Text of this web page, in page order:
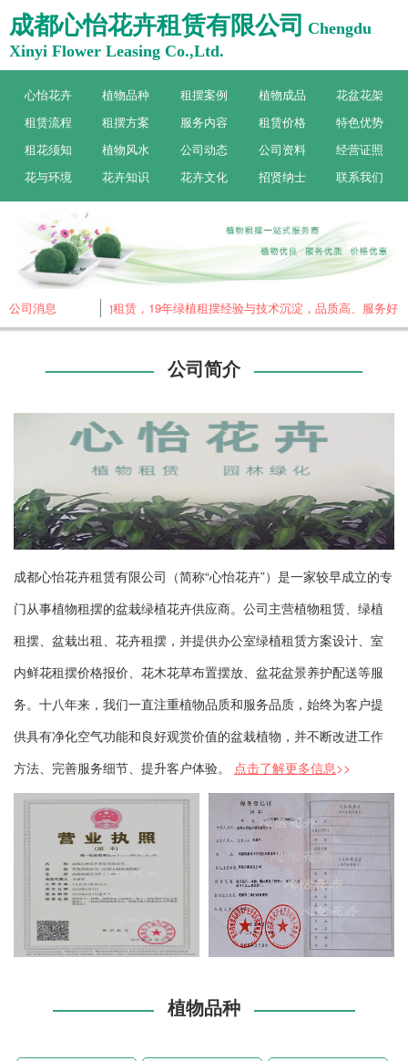
成都心怡花卉租赁有限公司 Chengdu
Xinyi Flower Leasing Co.,Ltd.
心怡花卉 植物品种 租摆案例 植物成品
花盆花架
租赁流程
租摆方案 服务内容 租赁价格
特色优势
租花须知
植物风水 公司动态 公司资料
经营证照
花与环境
花卉知识 花卉文化 招贤纳士 联系我们
公司消息
怡花卉，专做植物租赁，19年绿植租摆经验与技术沉淀，品质高、服务好！
公司简介
成都心怡花卉租赁有限公司（简称“心怡花卉”）是一家较早成立的专
门从事植物租摆的盆栽绿植花卉供应商。公司主营植物租赁、绿植
租摆、盆栽出租、花卉租摆，并提供办公室绿植租赁方案设计、室
内鲜花租摆价格报价、花木花草布置摆放、盆花盆景养护配送等服
务。十八年来，我们一直注重植物品质和服务品质，始终为客户提
供具有净化空气功能和良好观赏价值的盆栽植物，并不断改进工作
方法、完善服务细节、提升客户体验。 点击了解更多信息>>
植物品种